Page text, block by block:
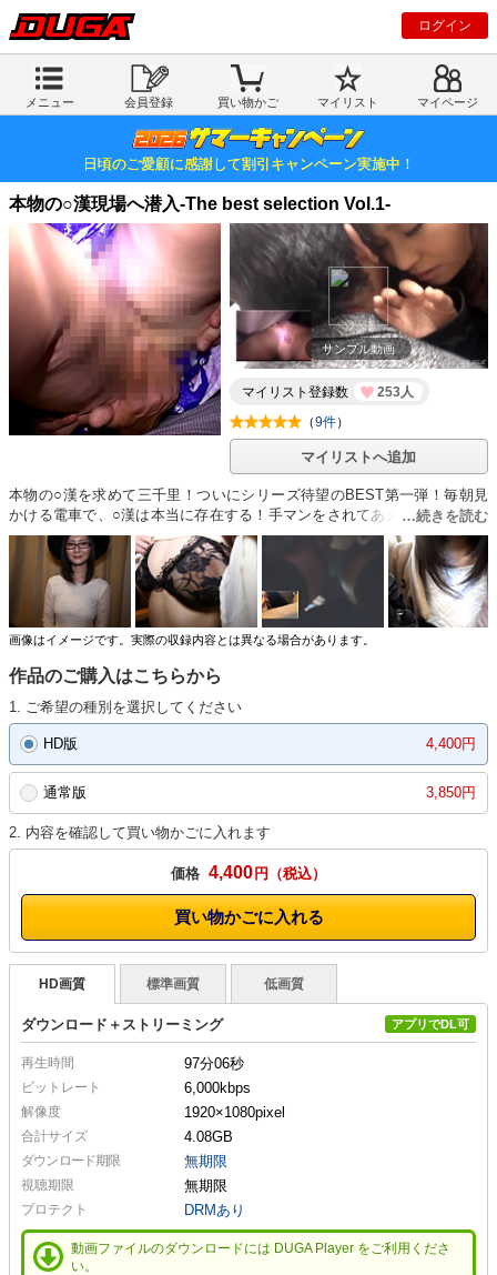
ログイン
メニュー 会員登録 買い物かご マイリスト マイページ
日頃のご愛顧に感謝して割引キャンペーン実施中！
本物の○漢現場へ潜入-The best selection Vol.1-
サンプル動画
マイリスト登録数
253人
（9件）
マイリストへ追加
本物の○漢を求めて三千里！ついにシリーズ待望のBEST第一弾！毎朝見
かける電車で、○漢は本当に存在する！手マンをされてあえぎ声を必至に
ガマンする女。感じすぎて震えてしまう女。囲み○漢の中毒になってしま
う女。○漢社会を信じていなかった女たちが現実に迫る！車内で漏れる喘
ぎ声を聞け！明日から通勤が楽しくなる。貴方の目で現実を確かめろ！○
漢実録ノンフィクションドキュメンタリーはここにある！！！ ※本編中
に映像と音声のずれやノイズが発生する箇所がありますが、オリジナル・
マスターに起因するものです。あらかじめご了承ください。
画像はイメージです。実際の収録内容とは異なる場合があります。
作品のご購入はこちらから
1. ご希望の種別を選択してください
HD版 4,400円
通常版 3,850円
2. 内容を確認して買い物かごに入れます
価格 4,400円
買い物かごに入れる
HD画質 標準画質 低画質
ダウンロード＋ストリーミング アプリでDL可
再生時間 97分06秒
ビットレート 6,000kbps
解像度 1920×1080pixel
合計サイズ 4.08GB
ダウンロード期限 無期限
視聴期限 無期限
プロテクト DRMあり
動画ファイルのダウンロードには DUGA Player をご利用くださ
い。